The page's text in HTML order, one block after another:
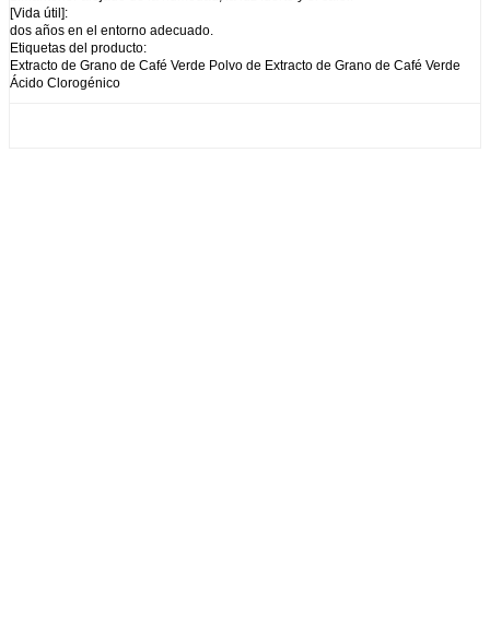
[Vida útil]:
dos años en el entorno adecuado.
Etiquetas del producto:
Extracto de Grano de Café Verde Polvo de Extracto de Grano de Café Verde
Ácido Clorogénico